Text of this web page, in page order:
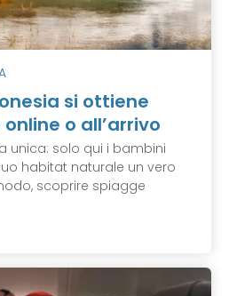
si ottiene
o all’arrivo
unica: solo qui i bambini
habitat naturale un vero
scoprire spiagge